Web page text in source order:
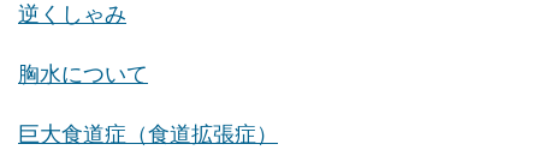
逆くしゃみ
胸水について
巨大食道症（食道拡張症）